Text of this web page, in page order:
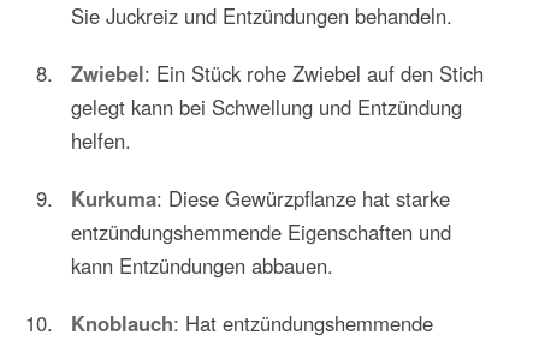
Sie Juckreiz und Entzündungen behandeln.
Zwiebel: Ein Stück rohe Zwiebel auf den Stich
gelegt kann bei Schwellung und Entzündung
helfen.
Kurkuma: Diese Gewürzpflanze hat starke
entzündungshemmende Eigenschaften und
kann Entzündungen abbauen.
Knoblauch: Hat entzündungshemmende